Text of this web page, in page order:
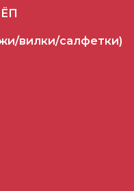
вилки/салфетки)